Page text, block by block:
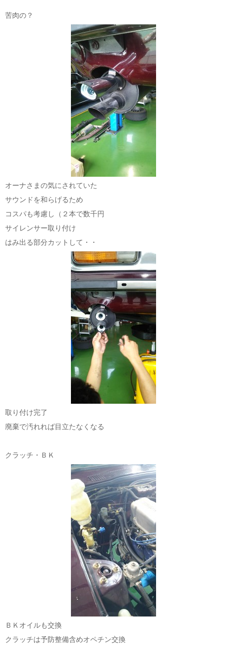
苦肉の？
オーナさまの気にされていた
サウンドを和らげるため
コスパも考慮し（２本で数千円
サイレンサー取り付け
はみ出る部分カットして・・
取り付け完了
廃棄で汚れれば目立たなくなる
クラッチ・ＢＫ
ＢＫオイルも交換
クラッチは予防整備含めオペチン交換